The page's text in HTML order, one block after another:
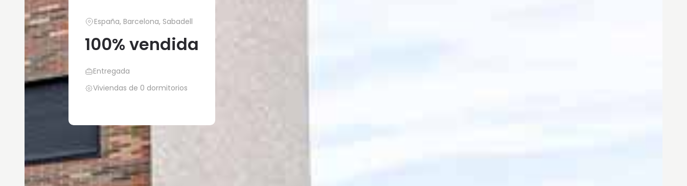
España, Barcelona, Sabadell
100% vendida
Entregada
Viviendas de 0 dormitorios